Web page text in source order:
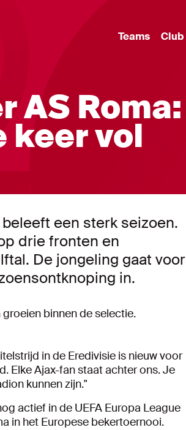
Teams Club
AS Roma:
keer vol
een sterk seizoen.
drie fronten en
De jongeling gaat voor
in.
binnen de selectie.
in de Eredivisie is nieuw voor
Elke Ajax-fan staat achter ons. Je
kunnen zijn."
actief in de UEFA Europa League
in het Europese bekertoernooi.